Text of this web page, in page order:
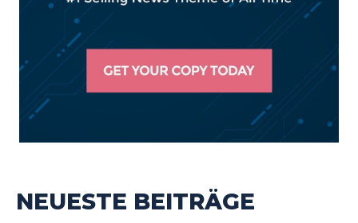
NEUESTE BEITRÄGE